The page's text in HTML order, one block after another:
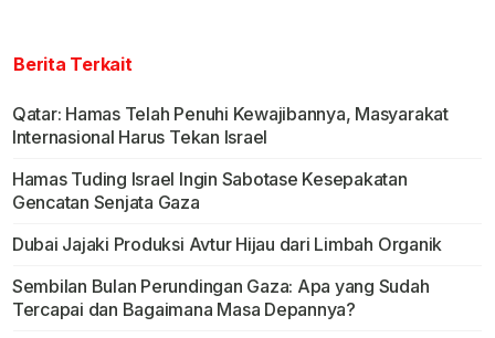
Berita Terkait
Qatar: Hamas Telah Penuhi Kewajibannya, Masyarakat
Internasional Harus Tekan Israel
Hamas Tuding Israel Ingin Sabotase Kesepakatan
Gencatan Senjata Gaza
Dubai Jajaki Produksi Avtur Hijau dari Limbah Organik
Sembilan Bulan Perundingan Gaza: Apa yang Sudah
Tercapai dan Bagaimana Masa Depannya?